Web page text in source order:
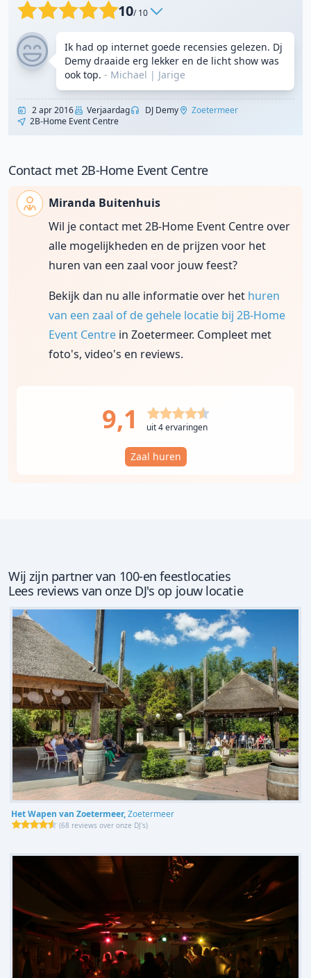
10/ 10
Ik had op internet goede recensies gelezen. Dj
Demy draaide erg lekker en de licht show was
ook top. - Michael | Jarige
2 apr 2016 Verjaardag DJ Demy
Zoetermeer
2B-Home Event Centre
Contact met 2B-Home Event Centre
Miranda Buitenhuis
Wil je contact met 2B-Home Event Centre over
alle mogelijkheden en de prijzen voor het
huren van een zaal voor jouw feest?
Bekijk dan nu alle informatie over het huren
van een zaal of de gehele locatie bij 2B-Home
Event Centre in Zoetermeer. Compleet met
foto's, video's en reviews.
9,1 uit 4 ervaringen
Zaal huren
Wij zijn partner van 100-en feestlocaties
Lees reviews van onze DJ's op jouw locatie
Het Wapen van Zoetermeer,Zoetermeer
(68 reviews over onze DJ's)